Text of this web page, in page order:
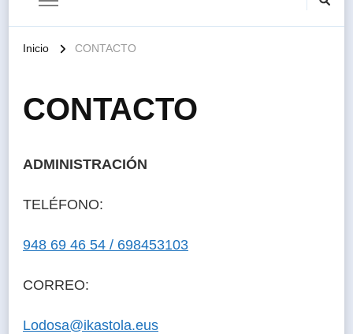
Inicio CONTACTO
CONTACTO
ADMINISTRACIÓN
TELÉFONO:
948 69 46 54 / 698453103
CORREO:
Lodosa@ikastola.eus